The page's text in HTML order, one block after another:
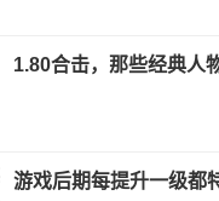
1.80合击，那些经典人
游戏后期每提升一级都